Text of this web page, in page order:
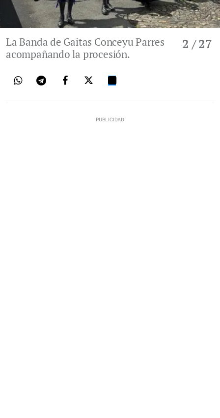
2 / 27
La Banda de Gaitas Conceyu Parres
acompañando la procesión.